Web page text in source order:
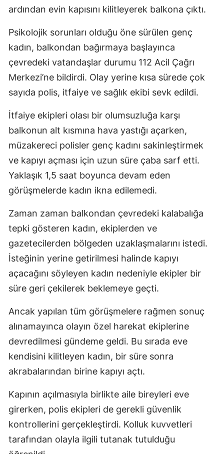
ardından evin kapısını kilitleyerek balkona çıktı.
Psikolojik sorunları olduğu öne sürülen genç
kadın, balkondan bağırmaya başlayınca
çevredeki vatandaşlar durumu 112 Acil Çağrı
Merkezi’ne bildirdi. Olay yerine kısa sürede çok
sayıda polis, itfaiye ve sağlık ekibi sevk edildi.
İtfaiye ekipleri olası bir olumsuzluğa karşı
balkonun alt kısmına hava yastığı açarken,
müzakereci polisler genç kadını sakinleştirmek
ve kapıyı açması için uzun süre çaba sarf etti.
Yaklaşık 1,5 saat boyunca devam eden
görüşmelerde kadın ikna edilemedi.
Zaman zaman balkondan çevredeki kalabalığa
tepki gösteren kadın, ekiplerden ve
gazetecilerden bölgeden uzaklaşmalarını istedi.
İsteğinin yerine getirilmesi halinde kapıyı
açacağını söyleyen kadın nedeniyle ekipler bir
süre geri çekilerek beklemeye geçti.
Ancak yapılan tüm görüşmelere rağmen sonuç
alınamayınca olayın özel harekat ekiplerine
devredilmesi gündeme geldi. Bu sırada eve
kendisini kilitleyen kadın, bir süre sonra
akrabalarından birine kapıyı açtı.
Kapının açılmasıyla birlikte aile bireyleri eve
girerken, polis ekipleri de gerekli güvenlik
kontrollerini gerçekleştirdi. Kolluk kuvvetleri
tarafından olayla ilgili tutanak tutulduğu